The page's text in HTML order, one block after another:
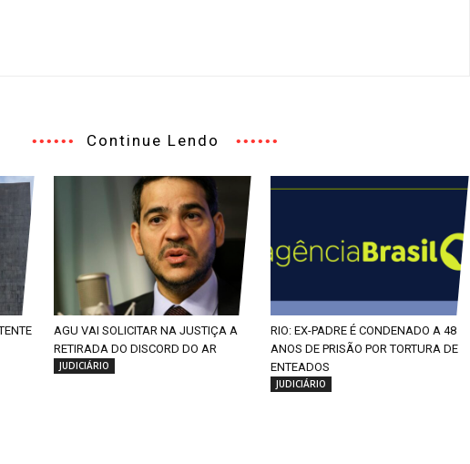
Continue Lendo
AGU VAI SOLICITAR NA JUSTIÇA A
RETIRADA DO DISCORD DO AR
JUDICIÁRIO
RIO: EX-PADRE É CONDENADO A 48
ANOS DE PRISÃO POR TORTURA DE
ENTEADOS
JUDICIÁRIO